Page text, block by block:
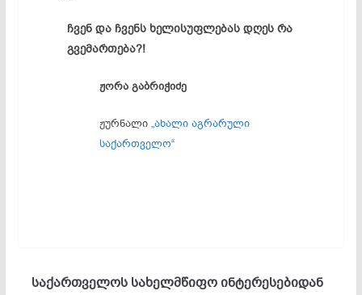
ჩვენ და ჩვენს ხელისუფლებას დღეს რა
გვემართება?!
ჟორა გაბრიჭიძე
ჟურნალი „ახალი აგრარული
საქართველო“
საქართველოს სახელმწიფო ინტერესებიდან